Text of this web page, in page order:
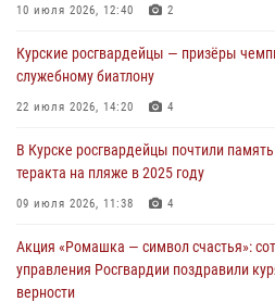
сбыта крупной партии наркотиков
04 августа 2026, 12:52
85 владельцев оружия
04 августа 2026, 07:00
297 выездов по сигналу «тревога»
03 августа 2026, 09:46
10 июля 2026, 12:40 2
Курские росгвардейцы — призёры
служебному биатлону
22 июля 2026, 14:20 4
В Курске росгвардейцы почтили
теракта на пляже в 2025 году
09 июля 2026, 11:38 4
Акция «Ромашка — символ счастья»:
управления Росгвардии поздравили
верности